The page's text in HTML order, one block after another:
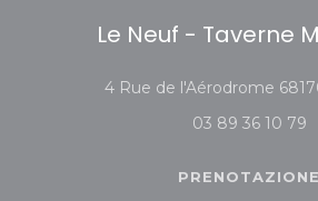
Le Neuf - Taverne
4 Rue de l'Aérodrome
03 89 36 10 79
PRENOTAZIONE